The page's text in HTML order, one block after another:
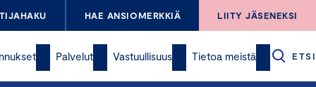
HAE ANSIOMERKKIÄ LIITY JÄSENEKSI
Palvelut Vastuullisuus Tietoa meistä ETSI